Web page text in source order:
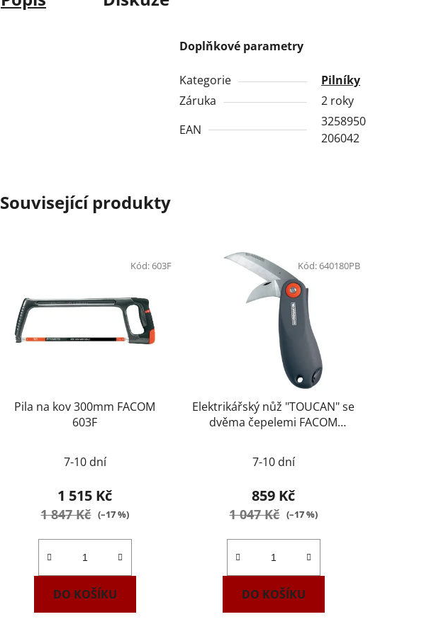
Doplňkové parametry
Kategorie
Pilníky
Záruka
2 roky
EAN
3258950
206042
Související produkty
Pila na kov 300mm FACOM
603F
7-10 dní
1 515 Kč
1 847 Kč (–17 %)
DO KOŠÍKU
Kód:603F
Elektrikářský nůž "TOUCAN" se
dvěma čepelemi FACOM
7-10 dní
859 Kč
1 047 Kč (–17 %)
DO KOŠÍKU
Kód:640180PB